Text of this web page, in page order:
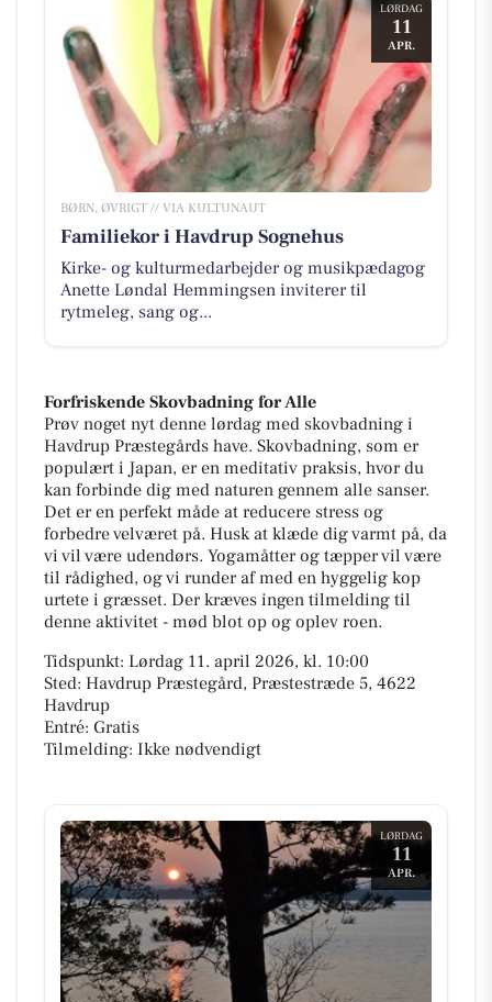
LØRDAG
11
APR.
BØRN, ØVRIGT // VIA KULTUNAUT
Familiekor i Havdrup Sognehus
Kirke- og kulturmedarbejder og musikpædagog
Anette Løndal Hemmingsen inviterer til
rytmeleg, sang og...
Forfriskende Skovbadning for Alle
Prøv noget nyt denne lørdag med skovbadning i
Havdrup Præstegårds have. Skovbadning, som er
populært i Japan, er en meditativ praksis, hvor du
kan forbinde dig med naturen gennem alle sanser.
Det er en perfekt måde at reducere stress og
forbedre velværet på. Husk at klæde dig varmt på, da
vi vil være udendørs. Yogamåtter og tæpper vil være
til rådighed, og vi runder af med en hyggelig kop
urtete i græsset. Der kræves ingen tilmelding til
denne aktivitet - mød blot op og oplev roen.
Tidspunkt: Lørdag 11. april 2026, kl. 10:00
Sted: Havdrup Præstegård, Præstestræde 5, 4622
Havdrup
Entré: Gratis
Tilmelding: Ikke nødvendigt
LØRDAG
11
APR.